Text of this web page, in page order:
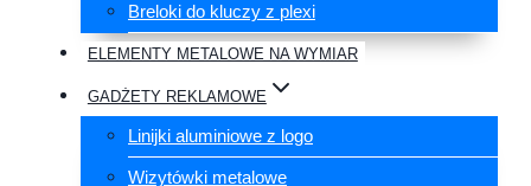
Breloki do kluczy z plexi
ELEMENTY METALOWE NA WYMIAR
GADŻETY REKLAMOWE
Linijki aluminiowe z logo
Wizytówki metalowe